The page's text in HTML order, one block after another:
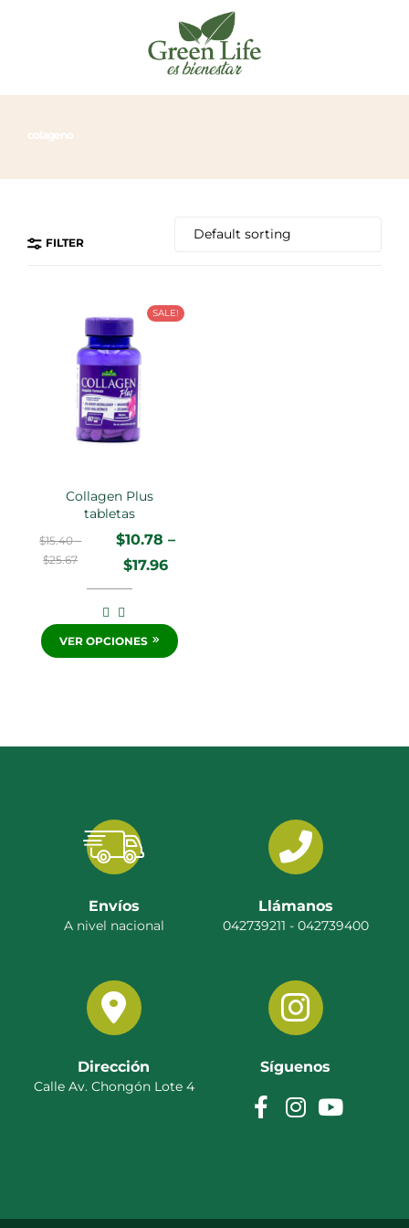
colageno
FILTER
SALE!
Collagen Plus
tabletas
$15.40–
$25.67
$10.78 –
$17.96
VER OPCIONES
Envíos
A nivel nacional
Llámanos
042739211 - 042739400
Dirección
Calle Av. Chongón Lote 4
Síguenos